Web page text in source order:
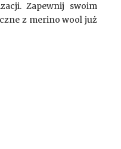
Zapewnij swoim
z merino wool już